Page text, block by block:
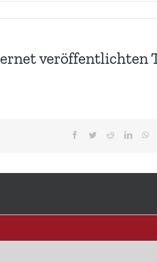
veröffentlichten
Facebook
TwitterRedditLinkedIn